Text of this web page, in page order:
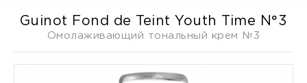
Guinot Fond de Teint Youth Time N°3
Омолаживающий тональный крем №3